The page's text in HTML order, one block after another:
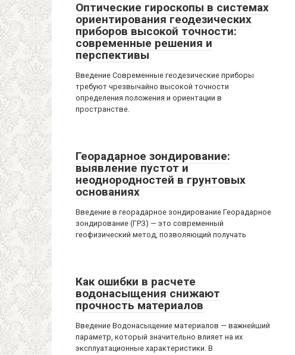
Оптические гироскопы в системах
ориентирования геодезических
приборов высокой точности:
современные решения и
перспективы
Введение Современные геодезические приборы
требуют чрезвычайно высокой точности
определения положения и ориентации в
пространстве.
Георадарное зондирование:
выявление пустот и
неоднородностей в грунтовых
основаниях
Введение в георадарное зондирование Георадарное
зондирование (ГРЗ) — это современный
геофизический метод, позволяющий получать
Как ошибки в расчете
водонасыщения снижают
прочность материалов
Введение Водонасыщение материалов — важнейший
параметр, который значительно влияет на их
эксплуатационные характеристики. В